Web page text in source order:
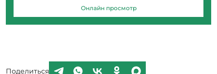
Онлайн просмотр
Поделиться